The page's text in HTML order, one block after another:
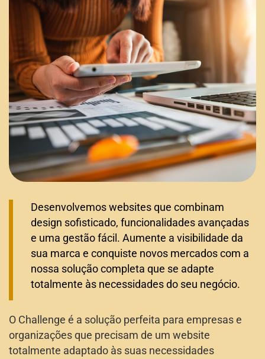
Desenvolvemos websites que combinam
design sofisticado, funcionalidades avançadas
e uma gestão fácil. Aumente a visibilidade da
sua marca e conquiste novos mercados com a
nossa solução completa que se adapte
totalmente às necessidades do seu negócio.
O Challenge é a solução perfeita para empresas e
organizações que precisam de um website
totalmente adaptado às suas necessidades